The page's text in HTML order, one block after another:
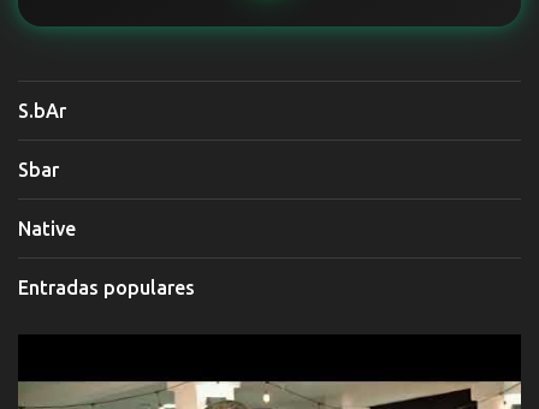
S.bAr
Sbar
Native
Entradas populares